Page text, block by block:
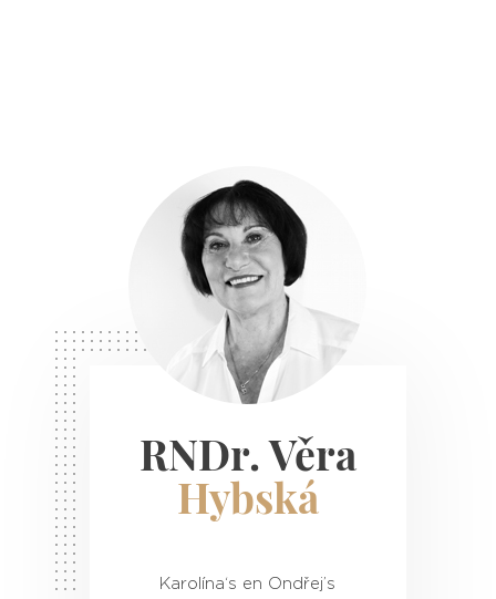
RNDr. Věra
Hybská
Karolína‘s en Ondřej’s